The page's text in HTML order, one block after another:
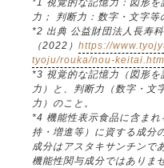
力； 判断力：数字・文字
*2 出典 公益財団法人長寿
（2022） https://
tyoju/rouka/nou-
*3 視覚的な記憶力（図形
力）と、判断力（数字・文
力）のこと。
*4 機能性表示食品に含ま
持・増進等）に資する成分
成分はアスタキサンチンで
機能性関与成分ではありま